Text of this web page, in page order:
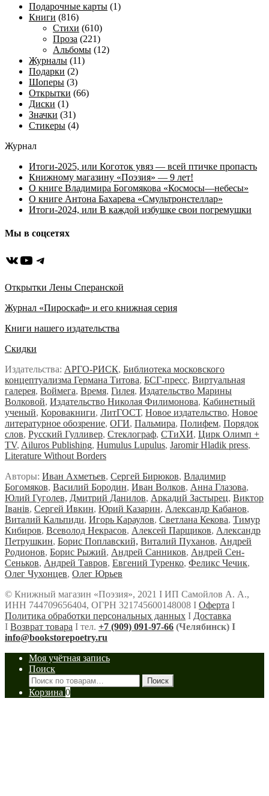
Подарочные карты (1)
Книги (816)
Стихи (610)
Проза (221)
Альбомы (12)
Журналы (11)
Подарки (2)
Шоперы (3)
Открытки (66)
Диски (1)
Значки (31)
Стикеры (4)
Журнал
Итоги-2025, или Коготок увяз — всей птичке пропасть
Книжному магазину «Поэзия» — 9 лет!
О книге Владимира Богомякова «Космосы—небесы»
О книге Антона Бахарева «Смультронстеллар»
Итоги-2024, или В каждой избушке свои погремушки
Мы в соцсетях
ВКонтакте
YouTube
Telegram
Открытки Лены Сперанской
Журнал «Пироскаф» и его книжная серия
Книги нашего издательства
Скидки
Издательства: АРГО-РИСК, Библиотека московского
концептуализма Германа Титова, БСГ-пресс, Виртуальная
галерея, Воймега, Время, Гилея, Издательство Марины
Волковой, Издательство Николая Филимонова, Кабинетный
ученый, Коровакниги, ЛитГОСТ, Новое издательство, Новое
литературное обозрение, ОГИ, Пальмира, Полифем, Порядок
слов, Русский Гулливер, Стеклограф, СТиХИ, Цирк Олимп +
TV, Ailuros Publishing, Humulus Lupulus, Jaromir Hladik press,
Literature Without Borders
Авторы: Иван Ахметьев, Сергей Бирюков, Владимир
Богомяков, Василий Бородин, Иван Волков, Анна Глазова,
Юлий Гуголев, Дмитрий Данилов, Аркадий Застырец, Виктор
Iванiв, Сергей Ивкин, Юрий Казарин, Александр Кабанов,
Виталий Кальпиди, Игорь Караулов, Светлана Кекова, Тимур
Кибиров, Всеволод Некрасов, Алексей Парщиков, Александр
Петрушкин, Борис Поплавский, Виталий Пуханов, Андрей
Родионов, Борис Рыжий, Андрей Санников, Андрей Сен-
Сеньков, Андрей Тавров, Евгений Туренко, Феликс Чечик,
Олег Чухонцев, Олег Юрьев
© Книжный магазин «Поэзия», 2021 Ι ИП Самойлов А. А.,
ИНН 744709656404, ОГРН 321745600148008 Ι Оферта Ι
Политика обработки персональных данных Ι Доставка
Ι Возврат товара Ι тел. +7 (909) 091-97-66 (Челябинск) Ι
info@bookstorepoetry.ru
Моя учётная запись
Поиск
Искать:
Поиск
Корзина 0